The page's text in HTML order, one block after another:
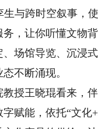
跨时空叙事，使
，让你听懂文物
、场馆导览、沉
不断涌现。
王晓琨看来，伴
赋能，依托“文化